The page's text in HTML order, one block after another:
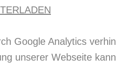
Google Analytics
unserer Webseite